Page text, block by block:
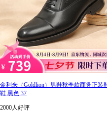
金利来（Goldlion）男鞋秋季款商务正
鞋 黑色 37
2000人好评